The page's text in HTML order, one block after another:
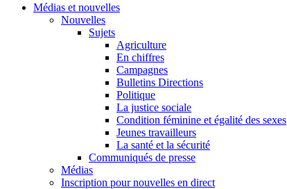
Médias et nouvelles
Nouvelles
Sujets
Agriculture
En chiffres
Campagnes
Bulletins Directions
Politique
La justice sociale
Condition féminine et égalité des sexes
Jeunes travailleurs
La santé et la sécurité
Communiqués de presse
Médias
Inscription pour nouvelles en direct